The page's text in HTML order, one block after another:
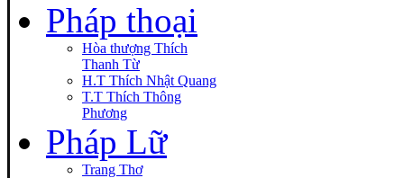
Pháp thoại
Hòa thượng Thích
Thanh Từ
H.T Thích Nhật Quang
T.T Thích Thông
Phương
Pháp Lữ
Trang Thơ